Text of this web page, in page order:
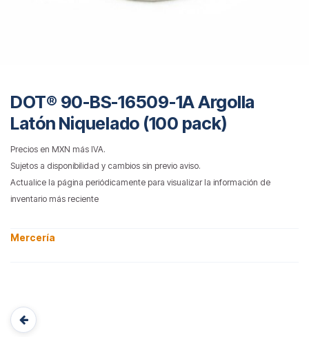
DOT® 90-BS-16509-1A Argolla
Latón Niquelado (100 pack)
Precios en MXN más IVA.
Sujetos a disponibilidad y cambios sin previo aviso.
Actualice la página periódicamente para visualizar la información de
inventario más reciente
Mercería